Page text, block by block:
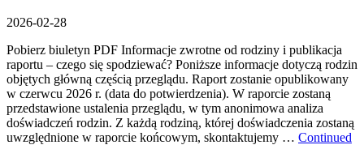
2026-02-28
Pobierz biuletyn PDF Informacje zwrotne od rodziny i publikacja
raportu – czego się spodziewać? Poniższe informacje dotyczą rodzin
objętych główną częścią przeglądu. Raport zostanie opublikowany
w czerwcu 2026 r. (data do potwierdzenia). W raporcie zostaną
przedstawione ustalenia przeglądu, w tym anonimowa analiza
doświadczeń rodzin. Z każdą rodziną, której doświadczenia zostaną
uwzględnione w raporcie końcowym, skontaktujemy … Continued